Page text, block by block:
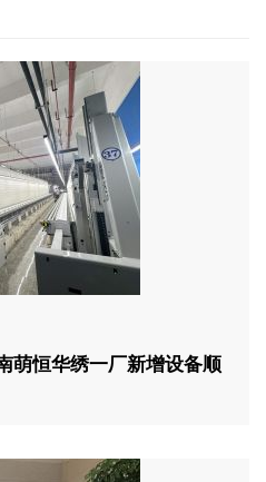
萌恒华绣一厂新增设备顺